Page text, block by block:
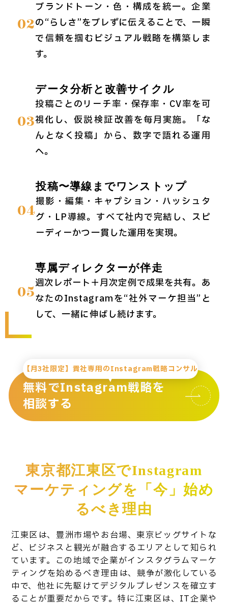
02
ブランドトーン・色・構成を統一。企業
の“らしさ”をブレずに伝えることで、一瞬
で信頼を掴むビジュアル戦略を構築しま
す。
03
データ分析と改善サイクル
投稿ごとのリーチ率・保存率・CV率を可
視化し、仮説→検証→改善を毎月実施。「な
んとなく投稿」から、数字で語れる運用
へ。
04
投稿〜導線までワンストップ
撮影・編集・キャプション・ハッシュタ
グ・LP導線。すべて社内で完結し、スピ
ーディーかつ一貫した運用を実現。
05
専属ディレクターが伴走
週次レポート＋月次定例で成果を共有。あ
なたのInstagramを“社外マーケ担当”と
して、一緒に伸ばし続けます。
【月3社限定】貴社専用のInstagram戦略コンサル
無料でInstagram戦略を
相談する
東京都江東区でInstagram
マーケティングを「今」始め
るべき理由
江東区は、豊洲市場やお台場、東京ビッグサイトな
ど、ビジネスと観光が融合するエリアとして知られ
ています。この地域で企業がインスタグラムマーケ
ティングを始めるべき理由は、競争が激化している
中で、他社に先駆けてデジタルプレゼンスを確立す
ることが重要だからです。特に江東区は、IT企業や